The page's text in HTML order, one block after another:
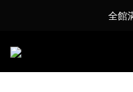
全館